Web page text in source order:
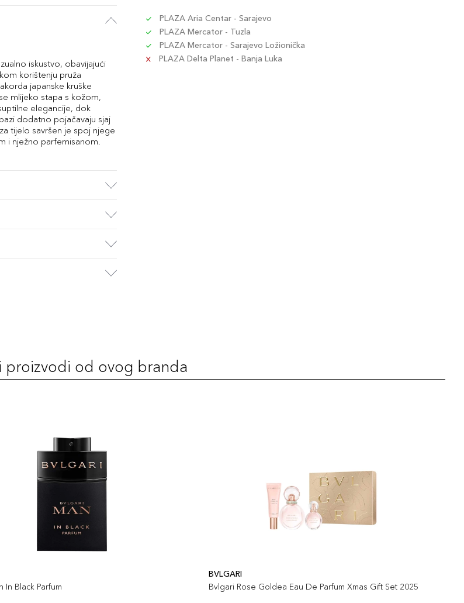
iskustvo, obavijajući
korištenju pruža
japanske kruške
mlijeko stapa s kožom,
elegancije, dok
dodatno pojačavaju sjaj
tijelo savršen je spoj njege
i nježno parfemisanom.
PLAZA Aria Centar - Sarajevo
PLAZA Mercator - Tuzla
PLAZA Mercator - Sarajevo Ložionička
PLAZA Delta Planet - Banja Luka
proizvodi od ovog branda
In Black Parfum
BVLGARI
Bvlgari Rose Goldea Eau De Parfum Xmas Gift Set 2025